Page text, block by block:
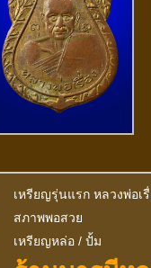
เหรียญรุ่นแรก หลวงพ่อ
สภาพพอสวย
เหรียญหล่อ / ปั้ม